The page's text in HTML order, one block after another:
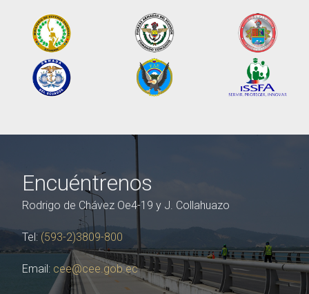
Encuéntrenos
Rodrigo de Chávez Oe4-19 y J. Collahuazo
Tel: (593-2)3809-800
Email: cee@cee.gob.ec